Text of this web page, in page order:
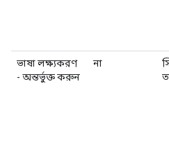
ভাষা লক্ষ্যকরণ
- অন্তর্ভুক্ত করুন
না